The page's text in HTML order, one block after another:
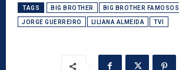
TAGS BIG BROTHER BIG BROTHER FAMOSOS
JORGE GUERREIRO LILIANA ALMEIDA TVI